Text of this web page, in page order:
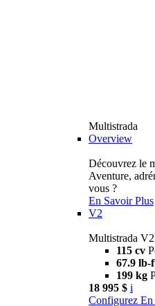
Multistrada
Overview
Découvrez le
Aventure,
vous ?
En Savoir Plus
V2
Multistrada V2
115 cv
67.9 lb-
199 kg
18 995 $ i
Configurez En